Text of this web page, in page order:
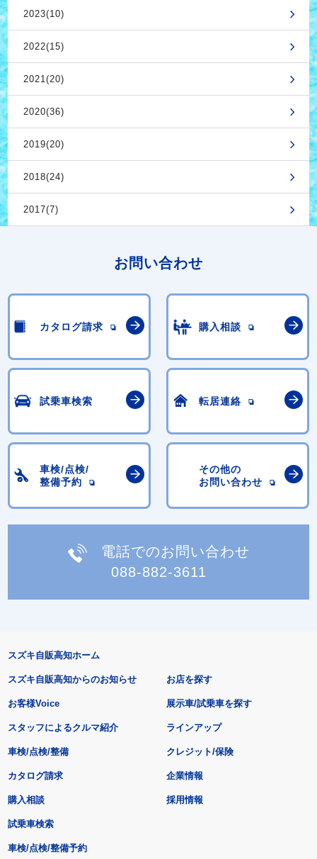
2023(10)
2022(15)
2021(20)
2020(36)
2019(20)
2018(24)
2017(7)
お問い合わせ
カタログ請求 購入相談
試乗車検索 転居連絡
車検/点検/
整備予約
その他の
お問い合わせ
電話でのお問い合わせ
088-882-3611
スズキ自販高知ホーム
スズキ自販高知からのお知らせ
お客様Voice
スタッフによるクルマ紹介
お店を探す
展示車/試乗車を探す
ラインアップ
車検/点検/整備 クレジット/保険
カタログ請求
購入相談
試乗車検索
車検/点検/整備予約
企業情報
採用情報